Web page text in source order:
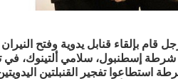
قام بإلقاء قنابل يدوية وفتح
إسطنبول، سلامي ألتينوك، في
استطاعوا تفجير القنبلتين